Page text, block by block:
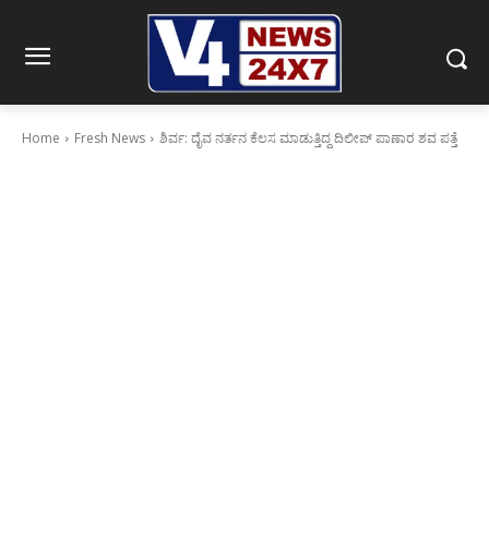
Home Fresh News ಶಿರ್ವ: ದೈವ ನರ್ತನ ಕೆಲಸ ಮಾಡುತ್ತಿದ್ದ ದಿಲೀಪ್ ಪಾಣಾರ ಶವ ಪತ್ತೆ